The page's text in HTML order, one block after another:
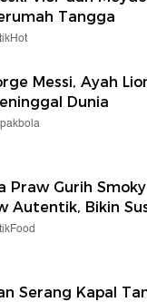
Tangga
Messi, Ayah
Dunia
Praw Gurih
Autentik, Bikin
Serang Kapal